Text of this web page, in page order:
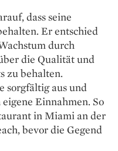
dass seine
Er entschied
durch
die Qualität und
zu behalten.
sorgfältig aus und
Einnahmen. So
in Miami an der
bevor die Gegend